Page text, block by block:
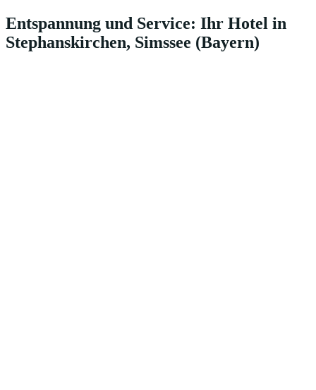
Entspannung und Service: Ihr Hotel in
Stephanskirchen, Simssee (Bayern)